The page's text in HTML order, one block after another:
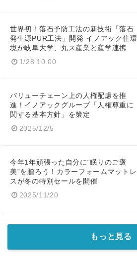
世界初！落石予防工法の新技術「落石
発生源PUR工法」開発 イノアック住環
境が岐阜大学、丸ス産業と産学連携
1/28 10:00
バリューチェーン上の人権配慮を推
進！イノアックグループ「人権尊重に
関する基本方針」を策定
2025/12/5
今年1年頑張った自分に“眠りのご褒
美”を贈ろう！カラーフォームマットレ
スが冬の特別セールを開催
2025/11/20
もっと見る